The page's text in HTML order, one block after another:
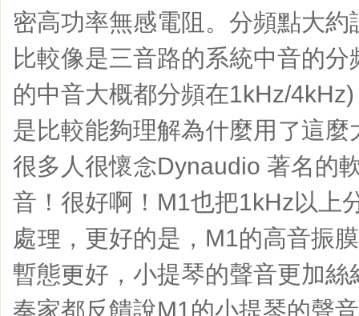
密高功率無感電阻。分頻點大
比較像是三音路的系統中音的
的中音大概都分頻在1kHz/
是比較能夠理解為什麼用了這
很多人很懷念Dynaudio 著名的
音！很好啊！M1也把1kHz以上
處理，更好的是，M1的高音振
暫態更好，小提琴的聲音更加
奏家都反饋說M1的小提琴的聲